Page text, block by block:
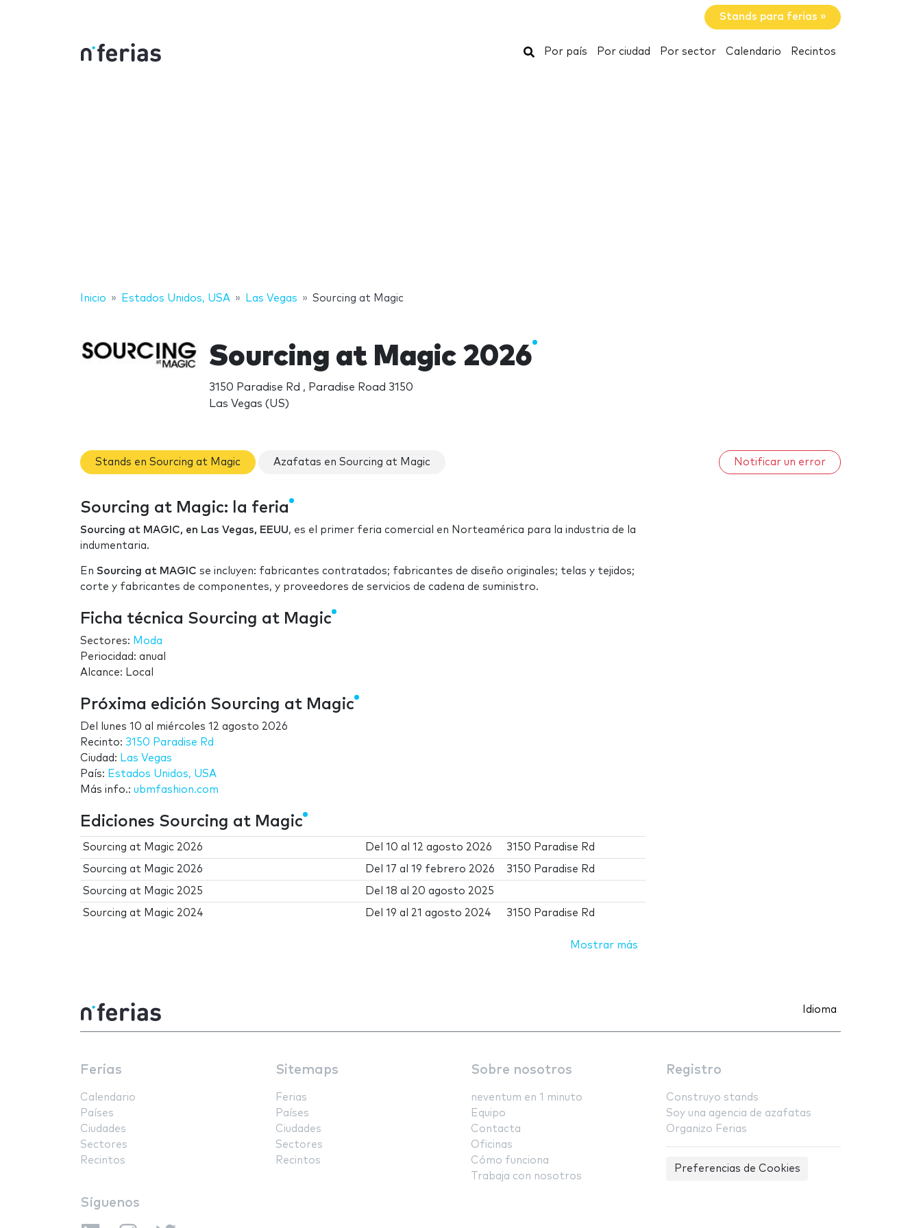
Stands para ferias »
Buscar
Por país Por ciudad Por sector Calendario Recintos
Inicio Estados Unidos, USA Las Vegas Sourcing at Magic
Sourcing at Magic 2026
3150 Paradise Rd , Paradise Road 3150
Las Vegas (US)
Stands en Sourcing at Magic Azafatas en Sourcing at Magic Notificar un error
Sourcing at Magic: la feria
Sourcing at MAGIC, en Las Vegas, EEUU, es el primer feria comercial en Norteamérica para la industria de la
indumentaria.
En Sourcing at MAGIC se incluyen: fabricantes contratados; fabricantes de diseño originales; telas y tejidos;
corte y fabricantes de componentes, y proveedores de servicios de cadena de suministro.
Ficha técnica Sourcing at Magic
Sectores: Moda
Periocidad: anual
Alcance: Local
Próxima edición Sourcing at Magic
Del lunes 10 al miércoles 12 agosto 2026
Recinto: 3150 Paradise Rd
Ciudad: Las Vegas
País: Estados Unidos, USA
Más info.: ubmfashion.com
Ediciones Sourcing at Magic
Sourcing at Magic 2026 Del10 al12 agosto 2026 3150 Paradise Rd
Sourcing at Magic 2026 Del17 al19 febrero 2026 3150 Paradise Rd
Sourcing at Magic 2025 Del18 al 20 agosto 2025
Sourcing at Magic 2024 Del19 al 21 agosto 2024 3150 Paradise Rd
Mostrar más
Idioma
Ferias
Calendario
Países
Ciudades
Sectores
Recintos
Sitemaps
Ferias
Países
Ciudades
Sectores
Recintos
Sobre nosotros
neventum en 1 minuto
Equipo
Contacta
Oficinas
Cómo funciona
Trabaja con nosotros
Registro
Construyo stands
Soy una agencia de azafatas
Organizo Ferias
Preferencias de Cookies
Síguenos